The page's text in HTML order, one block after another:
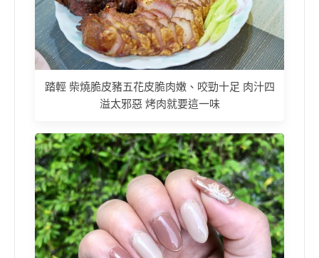
踏輕 柴燒脆皮豬五花皮脆肉嫩、咬勁十足 肉汁四
溢太邪惡 烤肉就要這一味